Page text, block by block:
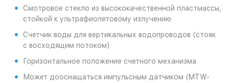
Смотровое стекло из высококачественной пластмассы,
стойкой к ультрафиолетовому излучению
Счетчик воды для вертикальных водопроводов (стояк
с восходящим потоком)
Горизонтальное положение счетного механизма
Может дооснащаться импульсным датчиком (MTW-